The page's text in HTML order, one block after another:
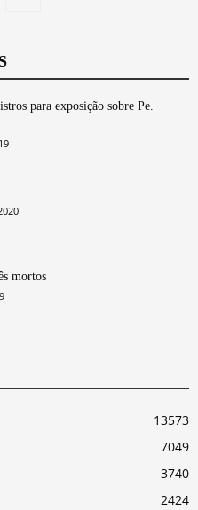
para exposição sobre Pe.
mortos
13573
7049
3740
2424